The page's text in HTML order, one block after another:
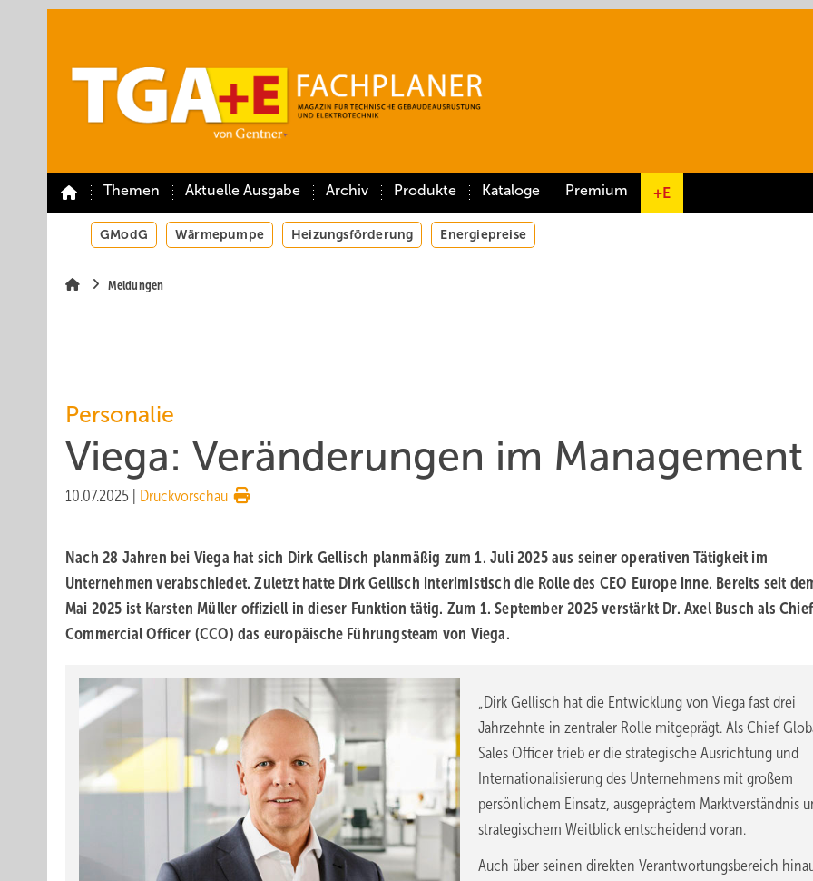
Themen Aktuelle Ausgabe Archiv Produkte Kataloge Premium +E
GModG Wärmepumpe Heizungsförderung Energiepreise
Meldungen
Personalie
Viega: Veränderungen im Management
10.07.2025 Druckvorschau
Nach 28 Jahren bei Viega hat sich Dirk Gellisch planmäßig zum 1. Juli 2025 aus seiner operativen Tätigkeit im
Unternehmen verabschiedet. Zuletzt hatte Dirk Gellisch interimistisch die Rolle des CEO Europe inne. Bereits seit
Mai 2025 ist Karsten Müller offiziell in dieser Funktion tätig. Zum 1. September 2025 verstärkt Dr. Axel Busch als Chief
Commercial Officer (CCO) das europäische Führungsteam von Viega.
„Dirk Gellisch hat die Entwicklung von Viega fast drei
Jahrzehnte in zentraler Rolle mitgeprägt. Als Chief
Sales Officer trieb er die strategische Ausrichtung und
Internationalisierung des Unternehmens mit großem
persönlichem Einsatz, ausgeprägtem Marktverständnis
strategischem Weitblick entscheidend voran.
Auch über seinen direkten Verantwortungsbereich